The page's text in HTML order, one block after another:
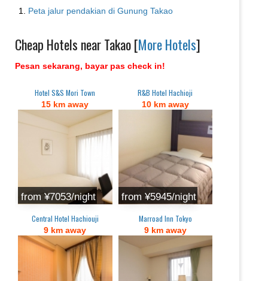
Peta jalur pendakian di Gunung Takao
Cheap Hotels near Takao [More Hotels]
Pesan sekarang, bayar pas check in!
Hotel S&S Mori Town
15 km away
from ¥7053/night
R&B Hotel Hachioji
10 km away
from ¥5945/night
Central Hotel Hachiouji
9 km away
Marroad Inn Tokyo
9 km away